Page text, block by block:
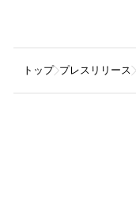
トップ プレスリリース